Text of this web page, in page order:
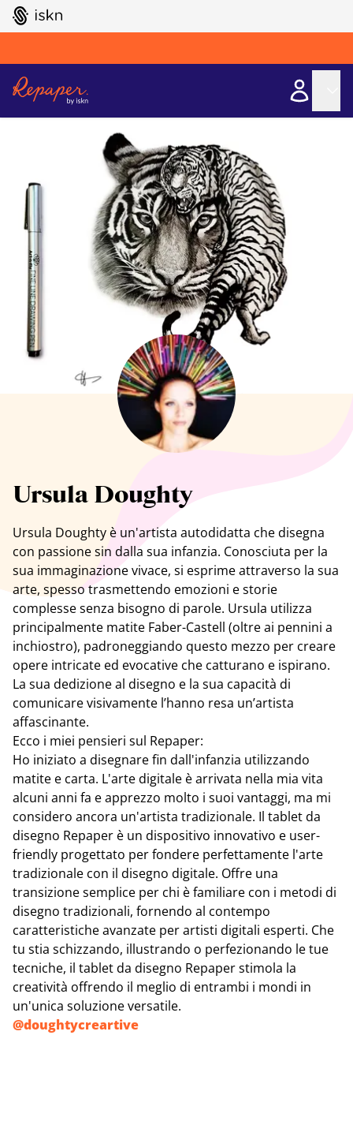
GO TO ISKN HOME
Ursula Doughty
Ursula Doughty è un'artista autodidatta che disegna
con passione sin dalla sua infanzia. Conosciuta per la
sua immaginazione vivace, si esprime attraverso la sua
arte, spesso trasmettendo emozioni e storie
complesse senza bisogno di parole. Ursula utilizza
principalmente matite Faber-Castell (oltre ai pennini a
inchiostro), padroneggiando questo mezzo per creare
opere intricate ed evocative che catturano e ispirano.
La sua dedizione al disegno e la sua capacità di
comunicare visivamente l’hanno resa un’artista
affascinante.
Ecco i miei pensieri sul Repaper:
Ho iniziato a disegnare fin dall'infanzia utilizzando
matite e carta. L'arte digitale è arrivata nella mia vita
alcuni anni fa e apprezzo molto i suoi vantaggi, ma mi
considero ancora un'artista tradizionale. Il tablet da
disegno Repaper è un dispositivo innovativo e user-
friendly progettato per fondere perfettamente l'arte
tradizionale con il disegno digitale. Offre una
transizione semplice per chi è familiare con i metodi di
disegno tradizionali, fornendo al contempo
caratteristiche avanzate per artisti digitali esperti. Che
tu stia schizzando, illustrando o perfezionando le tue
tecniche, il tablet da disegno Repaper stimola la
creatività offrendo il meglio di entrambi i mondi in
un'unica soluzione versatile.
@doughtycreartive